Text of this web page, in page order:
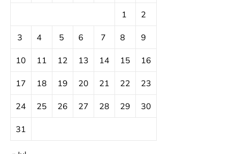
1 2
3 4 5 6 7 8 9
10 11 12 13 14 15 16
17 18 19 20 21 22 23
24 25 26 27 28 29 30
31